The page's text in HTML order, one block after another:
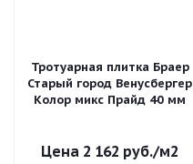
Тротуарная плитка Браер
Старый город Венусбергер
Колор микс Прайд 40 мм
2 162 руб./м2